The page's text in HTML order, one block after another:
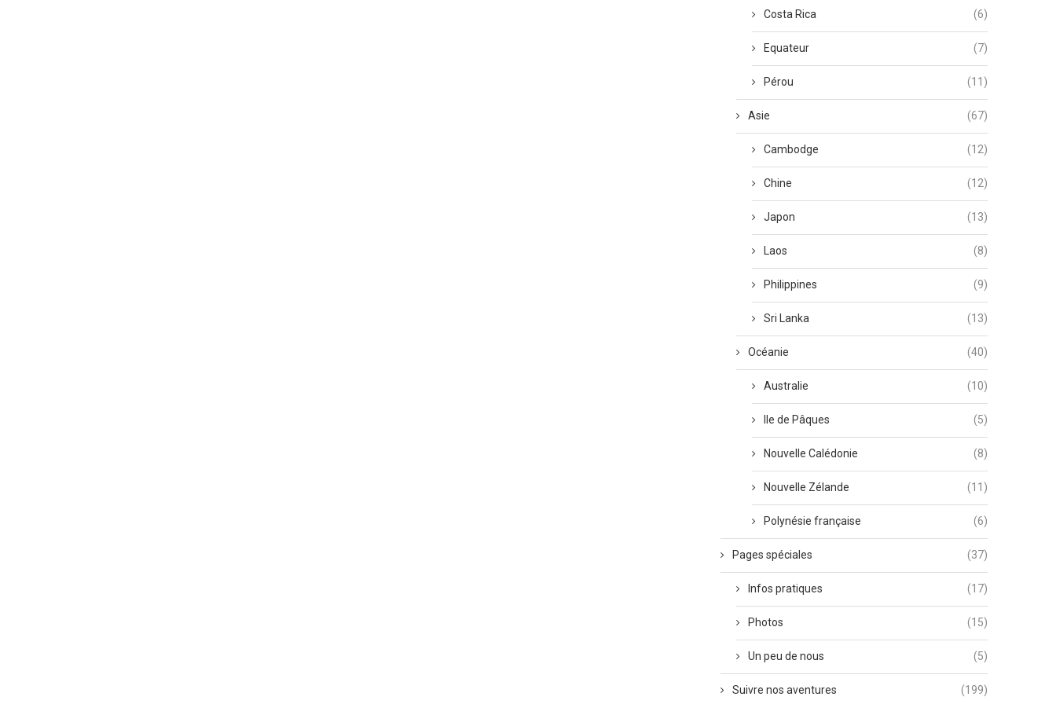
Costa Rica (6)
Equateur (7)
Pérou (11)
Asie (67)
Cambodge (12)
Chine (12)
Japon (13)
Laos (8)
Philippines (9)
Sri Lanka (13)
Océanie (40)
Australie (10)
Ile de Pâques (5)
Nouvelle Calédonie (8)
Nouvelle Zélande (11)
Polynésie française (6)
Pages spéciales (37)
Infos pratiques (17)
Photos (15)
Un peu de nous (5)
Suivre nos aventures (199)